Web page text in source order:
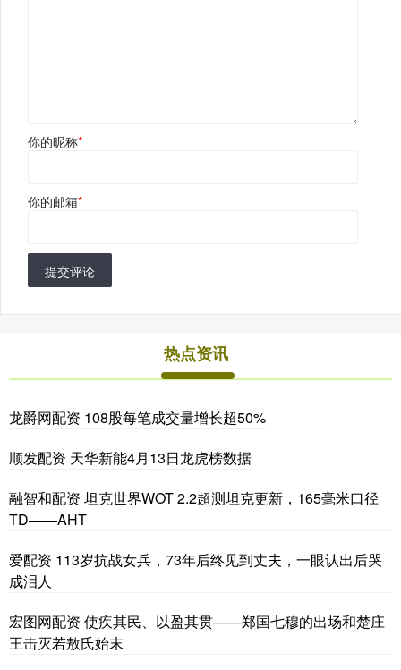
你的昵称*
你的邮箱*
提交评论
热点资讯
龙爵网配资 108股每笔成交量增长超50%
顺发配资 天华新能4月13日龙虎榜数据
融智和配资 坦克世界WOT 2.2超测坦克更新，165毫米口径
TD——AHT
爱配资 113岁抗战女兵，73年后终见到丈夫，一眼认出后哭
成泪人
宏图网配资 使疾其民、以盈其贯——郑国七穆的出场和楚庄
王击灭若敖氏始末